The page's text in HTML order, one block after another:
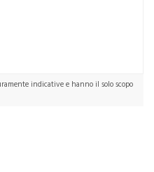
indicative e hanno il solo scopo